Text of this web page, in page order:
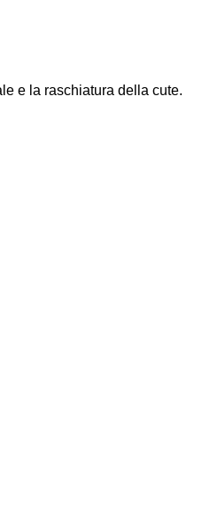
e la raschiatura della cute.